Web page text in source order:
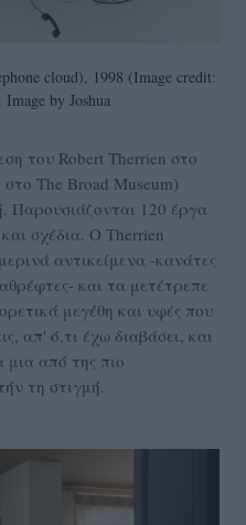
cloud), 1998 (Image credit:
by Joshua
του Robert Therrien στο
The Broad Museum)
Παρουσιάζονται 120 έργα
σχέδια. Ο Therrien
αντικείμενα -κανάτες
και τα μετέτρεπε
μεγέθη και υφές που
απ' ό,τι έχω διαβάσει, και
μια από της πιο
τη στιγμή.